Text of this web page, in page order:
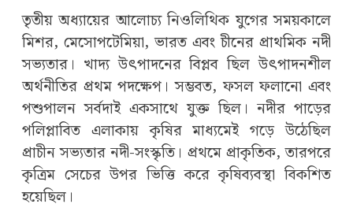
তৃতীয় অধ্যায়ের আলোচ্য নিওলিথিক যুগের সময়কালে
মিশর, মেসোপটেমিয়া, ভারত এবং চীনের প্রাথমিক নদী
সভ্যতার। খাদ্য উৎপাদনের বিপ্লব ছিল উৎপাদনশীল
অর্থনীতির প্রথম পদক্ষেপ। সম্ভবত, ফসল ফলানো এবং
পশুপালন সর্বদাই একসাথে যুক্ত ছিল। নদীর পাড়ের
পলিপ্লাবিত এলাকায় কৃষির মাধ্যমেই গড়ে উঠেছিল
প্রাচীন সভ্যতার নদী-সংস্কৃতি। প্রথমে প্রাকৃতিক, তারপরে
কৃত্রিম সেচের উপর ভিত্তি করে কৃষিব্যবস্থা বিকশিত
হয়েছিল।